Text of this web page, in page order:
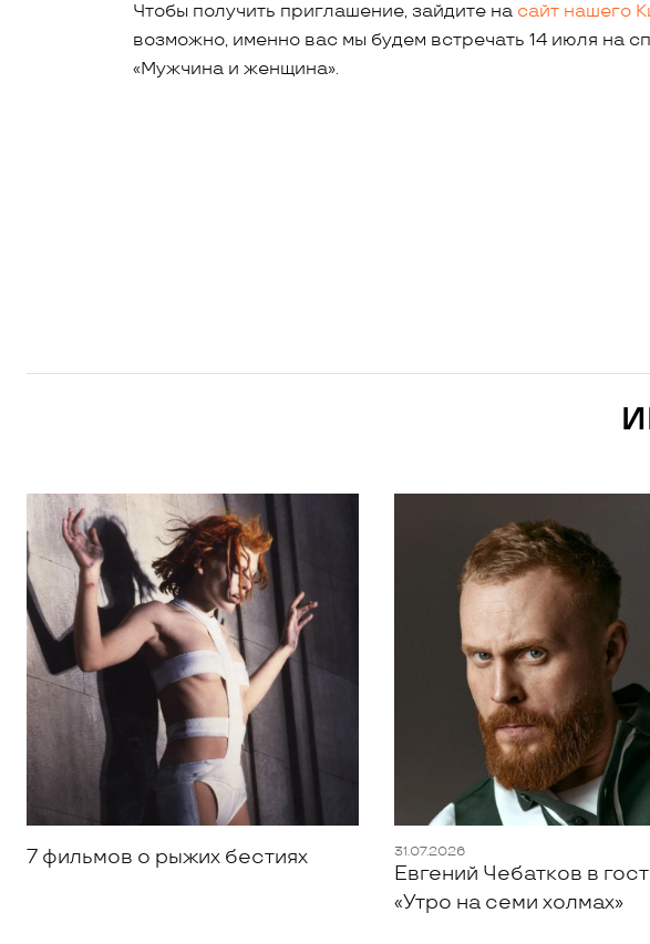
Чтобы получить приглашение, зайдите на сайт нашего
возможно, именно вас мы будем встречать 14 июля на
«Мужчина и женщина».
7 фильмов о рыжих бестиях 31.07.2026
Евгений Чебатков в
«Утро на семи холмах»